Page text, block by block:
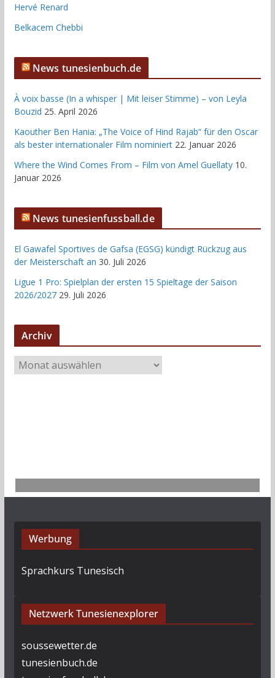
Hervé Renard
Belkacem Chebbi
News tunesienbuch.de
À voix basse (In a whisper | Mit leiser Stimme) – von Leyla
Bouzid 25. April 2026
Kaouther Ben Hania: „The Voice of Hind Rajab“ für den Oscar
als bester internationaler Film nominiert 22. Januar 2026
Where the Wind Comes From – Film von Amel Guellaty 10.
Januar 2026
News tunesienfussball.de
El Gawafel Sportives de Gafsa (EGSG) kündigt Rückzug aus
der Meisterschaft an 30. Juli 2026
Ligue 1 Pro: Spielplan der ersten 15 Spieltage der Saison
2026/2027 29. Juli 2026
Archiv
r
Werbung
Sprachkurs Tunesisch
Netzwerk Tunesienexplorer
soussewetter.de
tunesienbuch.de